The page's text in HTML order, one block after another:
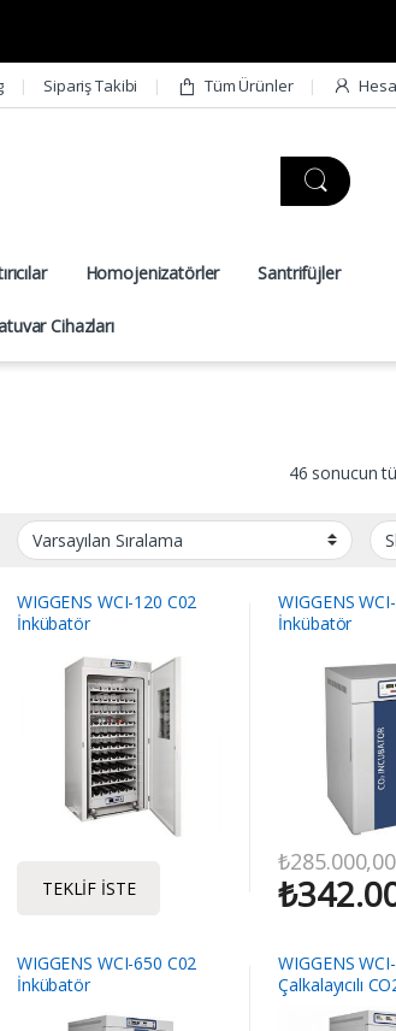
Sipariş Takibi Tüm Ürünler
Homojenizatörler Santrifüjler
Cihazları
46 sonucun
WIGGENS WCI-120 C02
İnkübatör
TEKLIF İSTE
WIGGENS
İnkübatör
₺285.000,00
₺
WIGGENS WCI-650 C02
İnkübatör
WIGGENS
Çalkalayıcılı